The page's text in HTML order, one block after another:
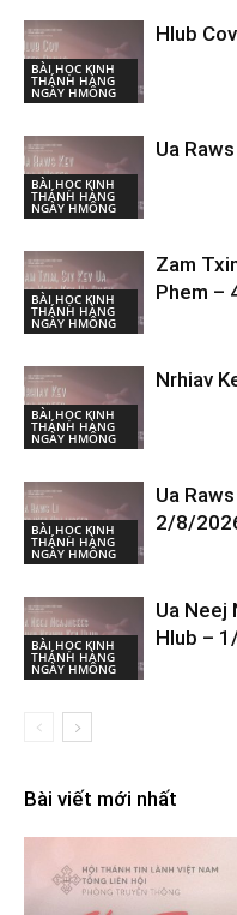
BÀI HỌC KINH
THÁNH HÀNG
NGÀY HMÔNG
Hlub
BÀI HỌC KINH
THÁNH HÀNG
NGÀY HMÔNG
Ua
BÀI HỌC KINH
THÁNH HÀNG
NGÀY HMÔNG
Zam
Phem –
BÀI HỌC KINH
THÁNH HÀNG
NGÀY HMÔNG
Nrhiav
BÀI HỌC KINH
THÁNH HÀNG
NGÀY HMÔNG
Ua
2/8/
BÀI HỌC KINH
THÁNH HÀNG
NGÀY HMÔNG
Ua Neej
Hlub –
Bài viết mới nhất